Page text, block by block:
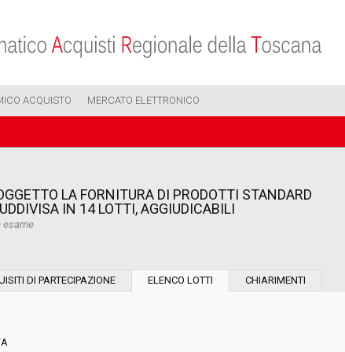
ACQUISTO MERCATO ELETTRONICO
LA FORNITURA DI PRODOTTI STANDARD
IN 14 LOTTI, AGGIUDICABILI
esame
DI PARTECIPAZIONE ELENCO LOTTI CHIARIMENTI